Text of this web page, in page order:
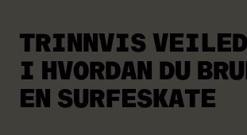
TRINNVIS
I HVORDAN DU
EN SURFESKATE